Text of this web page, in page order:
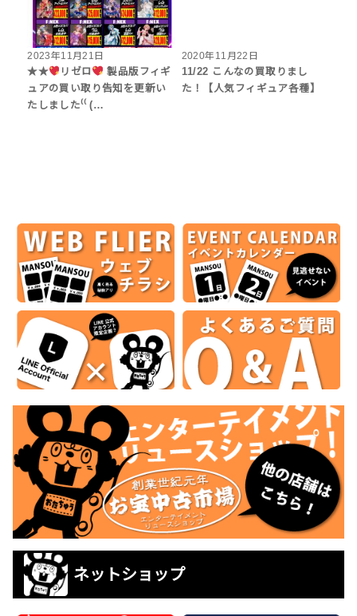
2023年11月21日
★★
リゼロ
製品版フィギ
ュアの買い取り告知を更新い
たしました⁽⁽ (…
2020年11月22日
11/22 こんなの買取りまし
た！【人気フィギュア各種】
ネットショップ